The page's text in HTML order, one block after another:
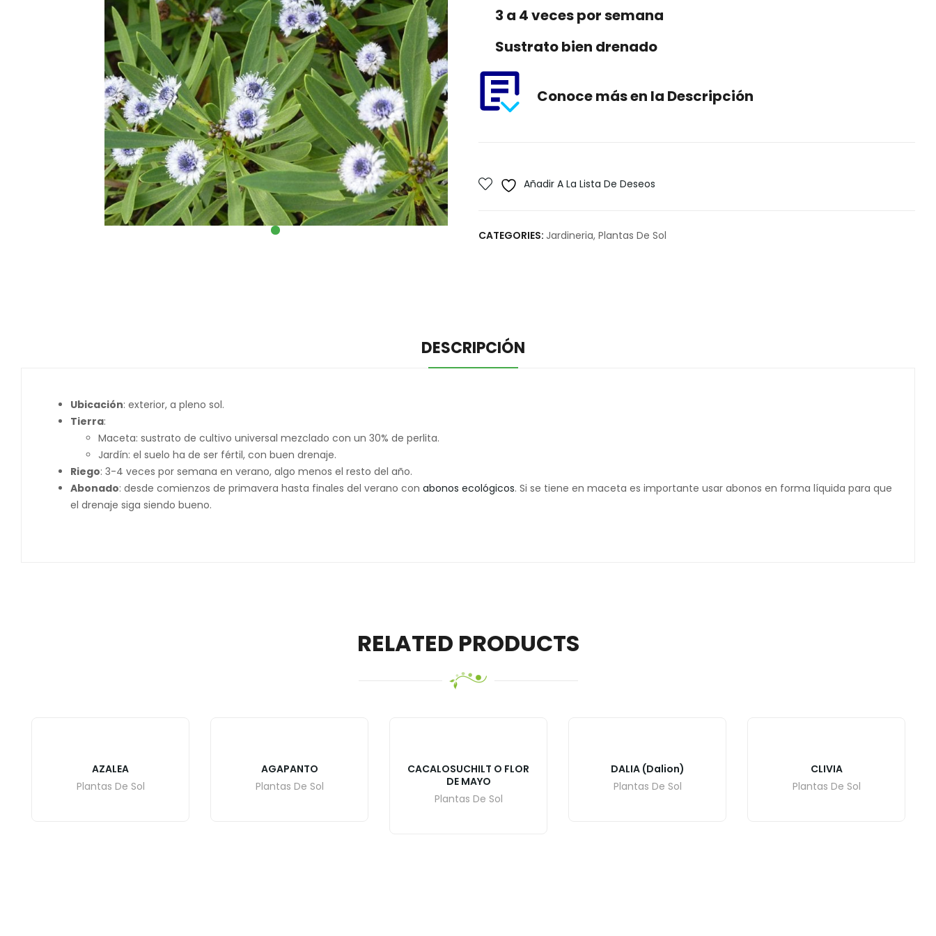
3 a 4 veces por semana
Sustrato bien drenado
Conoce más en la Descripción
Añadir A La Lista De Deseos
CATEGORIES: Jardineria, Plantas De Sol
DESCRIPCIÓN
Ubicación: exterior, a pleno sol.
Tierra:
Maceta: sustrato de cultivo universal mezclado con un 30% de perlita.
Jardín: el suelo ha de ser fértil, con buen drenaje.
Riego: 3-4 veces por semana en verano, algo menos el resto del año.
Abonado: desde comienzos de primavera hasta finales del verano con abonos ecológicos. Si se tiene en maceta es importante usar abonos en forma líquida para que
el drenaje siga siendo bueno.
RELATED PRODUCTS
AZALEA
Plantas De Sol
AGAPANTO
Plantas De Sol
CACALOSUCHILT O FLOR
DE MAYO
Plantas De Sol
DALIA (Dalion)
Plantas De Sol
CLIVIA
Plantas De Sol